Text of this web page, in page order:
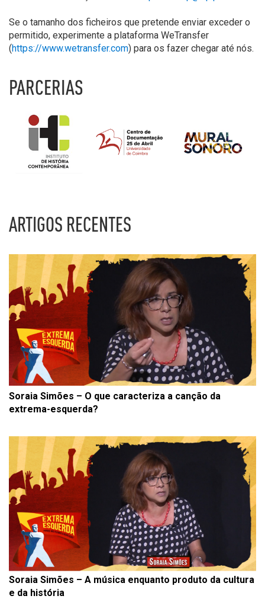
Se o tamanho dos ficheiros que pretende enviar exceder o
permitido, experimente a plataforma WeTransfer
(https://www.wetransfer.com) para os fazer chegar até nós.
PARCERIAS
ARTIGOS RECENTES
Soraia Simões – O que caracteriza a canção da
extrema-esquerda?
Soraia Simões – A música enquanto produto da cultura
e da história